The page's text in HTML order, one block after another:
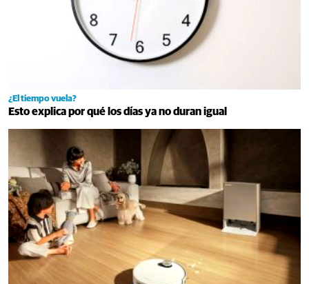
¿El tiempo vuela?
Esto explica por qué los días ya no duran igual